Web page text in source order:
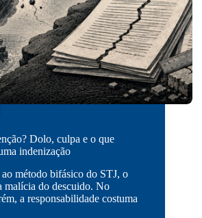
Dolo, culpa e o que
indenização
método bifásico do STJ, o
malícia do descuido. No
a responsabilidade costuma